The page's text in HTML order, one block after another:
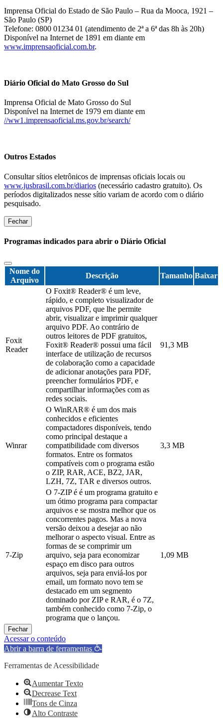
Imprensa Oficial do Estado de São Paulo – Rua da Mooca, 1921 –
São Paulo (SP)
Telefone: 0800 01234 01 (atendimento de 2ª a 6ª das 8h às 20h)
Disponível na Internet de 1891 em diante em
www.imprensaoficial.com.br.
Diário Oficial do Mato Grosso do Sul
Imprensa Oficial de Mato Grosso do Sul
Disponível na Internet de 1979 em diante em
//ww1.imprensaoficial.ms.gov.br/search/
Outros Estados
Consultar sítios eletrônicos de imprensas oficiais locais ou
www.jusbrasil.com.br/diarios (necessário cadastro gratuito). Os
períodos digitalizados nesse sítio variam de acordo com o diário
pesquisado.
Fechar
Programas indicados para abrir o Diário Oficial
Nome do
Arquivo
Descrição Tamanho Baixar
Foxit
Reader
O Foxit® Reader® é um leve,
rápido, e completo visualizador de
arquivos PDF, que lhe permite
abrir, visualizar e imprimir qualquer
arquivo PDF. Ao contrário de
outros leitores de PDF gratuitos,
Foxit® Reader® possui uma fácil
interface de utilização de recursos
de colaboração como a capacidade
de adicionar anotações para PDF,
preencher formulários PDF, e
compartilhar informações com as
redes sociais.
91,3 MB
Winrar
O WinRAR® é um dos mais
conhecidos e eficientes
compactadores disponíveis, tendo
como principal destaque a
compatibilidade com diversos
formatos. Entre os formatos
compatíveis com o programa estão
o ZIP, RAR, ACE, BZ2, JAR,
LZH, 7Z, TAR e diversos outros.
3,3 MB
7-Zip
O 7-ZIP é é um programa gratuito e
um ótimo programa para compactar
arquivos e se mostra melhor que os
concorrentes pagos. Mas a nova
versão deixou a desejar ao não
melhorar o aspecto visual. Entre as
formas de se comprimir um
arquivo, seja para economizar
espaço em disco para outros
arquivos, seja para enviá-los por
email, um formato novo tem se
destacado em um segmento
dominado por ZIP e RAR, é o 7Z,
também conhecido como 7-Zip, o
programa que o lançou.
1,09 MB
Fechar
Acessar o conteúdo
Abrir a barra de ferramentas
Ferramentas de Acessibilidade
Aumentar Texto
Decrease Text
Tons de Cinza
Alto Contraste